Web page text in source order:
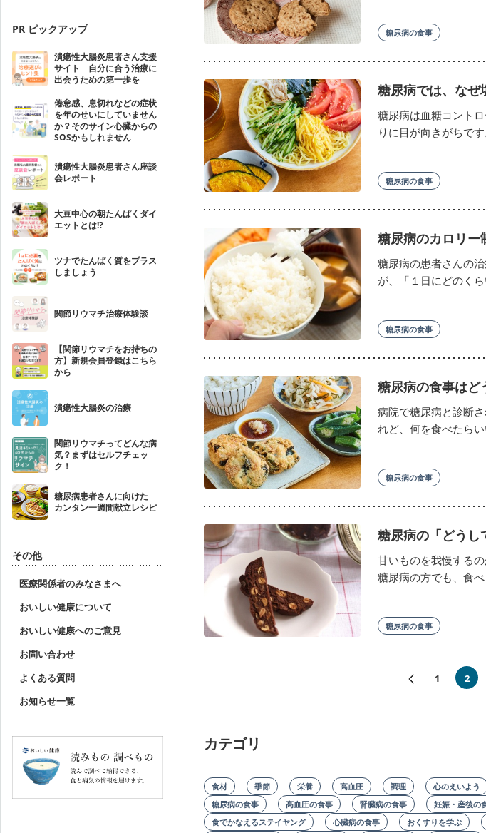
PR ピックアップ
潰瘍性大腸炎患者さん支援
サイト 自分に合う治療に
出会うための第一歩を
倦怠感、息切れなどの症状
を年のせいにしていません
か？そのサイン心臓からの
SOSかもしれません
潰瘍性大腸炎患者さん座談
会レポート
大豆中心の朝たんぱくダイ
エットとは!?
ツナでたんぱく質をプラス
しましょう
関節リウマチ治療体験談
【関節リウマチをお持ちの
方】新規会員登録はこちら
から
潰瘍性大腸炎の治療
関節リウマチってどんな病
気？まずはセルフチェッ
ク！
糖尿病患者さんに向けた
カンタン一週間献立レシピ
その他
医療関係者のみなさまへ
おいしい健康について
おいしい健康へのご意見
お問い合わせ
よくある質問
お知らせ一覧
糖尿病の食事
糖尿病では、なぜ
糖尿病は血糖コント
りに目が向きがちで
糖尿病の食事
糖尿病のカロリー
糖尿病の患者さんの
が、「１日にどのく
糖尿病の食事
糖尿病の食事はど
病院で糖尿病と診断
れど、何を食べたら
糖尿病の食事
糖尿病の「どう
甘いものを我慢する
糖尿病の方でも、食
糖尿病の食事
«前へ
1 2
カテゴリ
食材 季節 栄養 高血圧 調理 心のえいよう
糖尿病の食事
高血圧の食事 腎臓病の食事 妊娠・産後の
食でかなえるステイヤング
心臓病の食事 おくすりを学ぶ